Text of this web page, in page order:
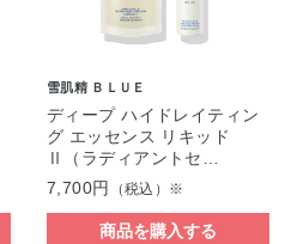
雪肌精 ＢＬＵＥ
ディープ ハイドレイティン
グ エッセンス リキッド
Ⅱ（ラディアントセ…
7,700円
（税込）※
商品を購入する